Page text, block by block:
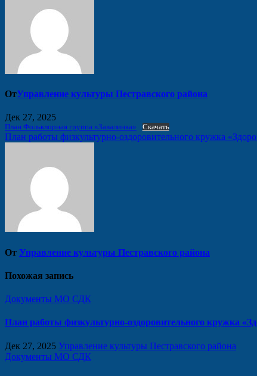
ОтУправление культуры Пестравского района
Дек 27, 2025
План Фольклорная группа «Завалинка» Скачать
Навигация
записям
План работы физкультурно-оздоровительного кружка
От Управление культуры Пестравского района
Похожая запись
Документы МО СДК
План работы физкультурно-оздоровительного кружка
Дек 27, 2025 Управление культуры Пестравского района
Документы МО СДК